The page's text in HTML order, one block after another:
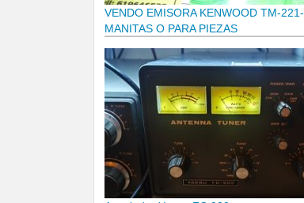
VENDO EMISORA KENWOOD TM-
MANITAS O PARA PIEZAS